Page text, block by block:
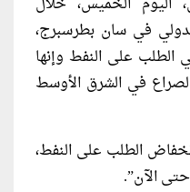
في سان بطرسبرج،
الطلب على ⁠النفط وإنها
في الشرق الأوسط
الطلب على النفط،
الآن”.